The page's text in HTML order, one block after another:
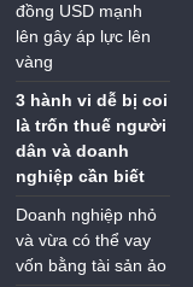
đồng USD mạnh
lên gây áp lực lên
vàng
3 hành vi dễ bị coi
là trốn thuế người
dân và doanh
nghiệp cần biết
Doanh nghiệp nhỏ
và vừa có thể vay
vốn bằng tài sản ảo